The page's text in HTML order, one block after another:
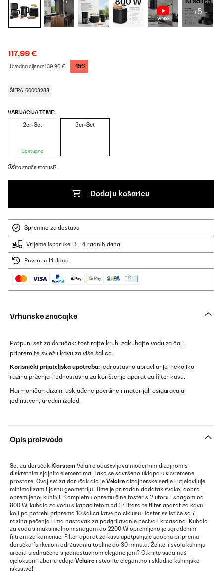
+5
117,99 €
Uvodna cijena:139,90 € -15%
ŠIFRA: 60003288
VARIJACIJA TEME:
2er-Set
Dostupno
3er-Set
Što znače statusi?
Dodaj u košaricu
Spremno za dostavu
Vrijeme isporuke: 3 - 4 radnih dana
Povrat u 14 dana
Vrhunske značajke
Potpuni set za doručak: tostirajte kruh, zakuhajte vodu za čaj i
pripremite svježu kavu za više šalica.
Korisnički prijateljska upotreba: jednostavno upravljanje, nekoliko
razina prženja i jednostavna za korištenje aparat za filter kavu.
Harmoničan dizajn: usklađene površine i materijali osiguravaju
jedinstven, uredan izgled.
Opis proizvoda
Set za doručak Klarstein Velaire oduševljava modernim dizajnom s
diskretnim sjajnim elementima. Tako se savršeno uklapa u suvremene
prostore. Ovaj set za doručak dio je Velaire dizajnerske serije i utjelovljuje
minimalizam i jasnu geometriju. Time je prirodan dodatak svakoj dobro
opremljenoj kuhinji. Kompletnu opremu čine toster s 2 utora i snagom od
800 W, kuhalo za vodu s kapacitetom od 1,7 litara te filter aparat za kavu
koji po potrebi priprema 10 šalica kave po ciklusu. Toster se ističe sa 7
razina pečenja i ima nastavak za podgrijavanje peciva i kroasana. Kuhalo
za vodu s maksimalnom snagom do 2200 W opremljeno je ugrađenim
filtrom za kamenac. Filter aparat za kavu upotpunjuje udobnu pripremu
doručka funkcijom održavanja topline do 30 minuta. Želite li svoju kuhinju
urediti ujednačeno s jednostavnom elegancijom? Otkrijte sada naš
cjelokupni izbor uređaja Velaire i stvorite elegantno i skladno kuhinjsko
iskustvo!